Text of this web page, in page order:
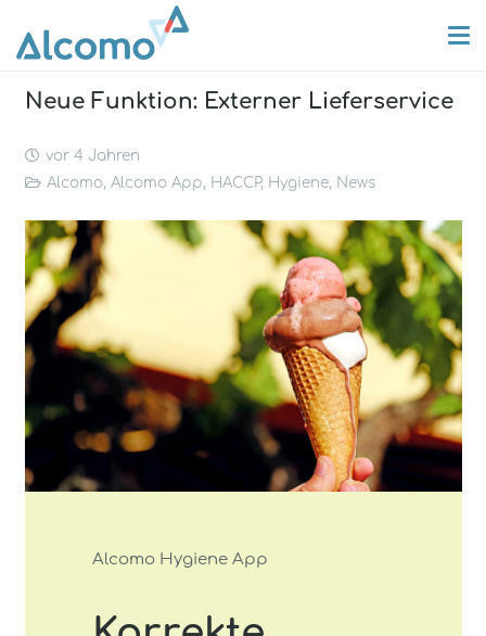
Neue Funktion: Externer Lieferservice
vor 4 Jahren
Alcomo, Alcomo App, HACCP, Hygiene, News
Alcomo Hygiene App